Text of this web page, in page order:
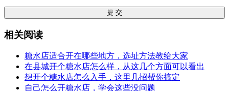
提 交
相关阅读
糖水店适合开在哪些地方，选址方法教给大家
在县城开个糖水店怎么样，从这几个方面可以看出
想开个糖水店怎么入手，这里几招帮你搞定
自己怎么开糖水店，学会这些没问题